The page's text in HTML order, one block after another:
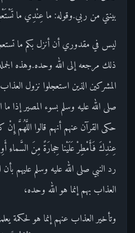
بينتي من ربي.وقوله: ما عِنْدِي ما
ليس في مقدوري أن أنزل بكم ما
ذلك مرجعه إلى الله وحده.وهذه
المشركين الذين استعجلوا نزول
صلى الله عليه وسلم بسوء المصير إذا
حكى القرآن عنهم أنهم قالوا اللَّهُمَّ
عِنْدِكَ فَأَمْطِرْ عَلَيْنا حِجارَةً مِنَ السَّماءِ أَوِ
رد النبي صلى الله عليه وسلم عليهم
العذاب بهم إنما هو الله وحده،
وتأخير العذاب عنهم إنما هو لحكمة